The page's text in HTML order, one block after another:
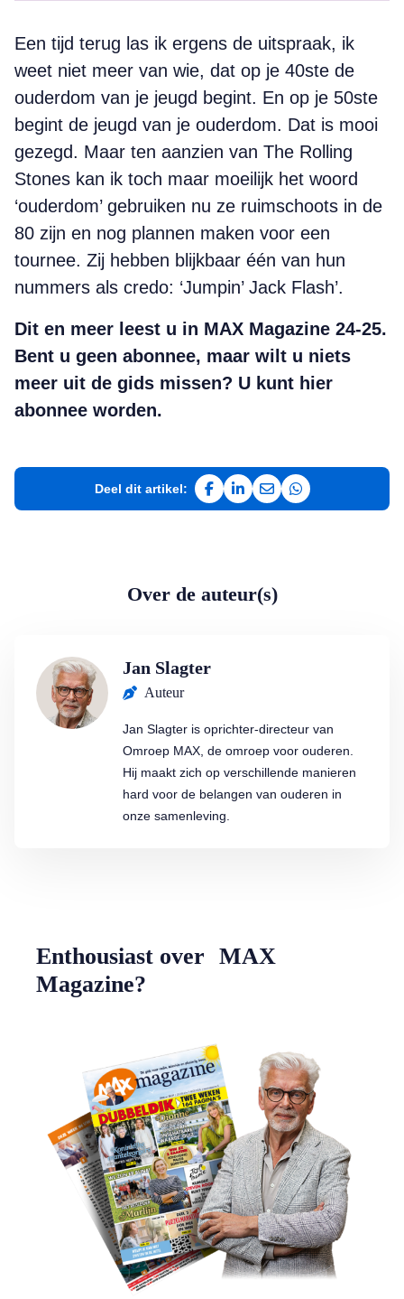
Een tijd terug las ik ergens de uitspraak, ik
weet niet meer van wie, dat op je 40ste de
ouderdom van je jeugd begint. En op je 50ste
begint de jeugd van je ouderdom. Dat is mooi
gezegd. Maar ten aanzien van The Rolling
Stones kan ik toch maar moeilijk het woord
‘ouderdom’ gebruiken nu ze ruimschoots in de
80 zijn en nog plannen maken voor een
tournee. Zij hebben blijkbaar één van hun
nummers als credo: ‘Jumpin’ Jack Flash’.
Dit en meer leest u in MAX Magazine 24-25.
Bent u geen abonnee, maar wilt u niets
meer uit de gids missen? U kunt hier
abonnee worden.
Deel dit artikel:
Deel op Facebook
Deel op LinkedIn
Deel via e-mail
Deel via
Over de auteur(s)
Jan Slagter
Auteur
Jan Slagter is oprichter-directeur van
Omroep MAX, de omroep voor ouderen.
Hij maakt zich op verschillende manieren
hard voor de belangen van ouderen in
onze samenleving.
Enthousiast over MAX
Magazine?